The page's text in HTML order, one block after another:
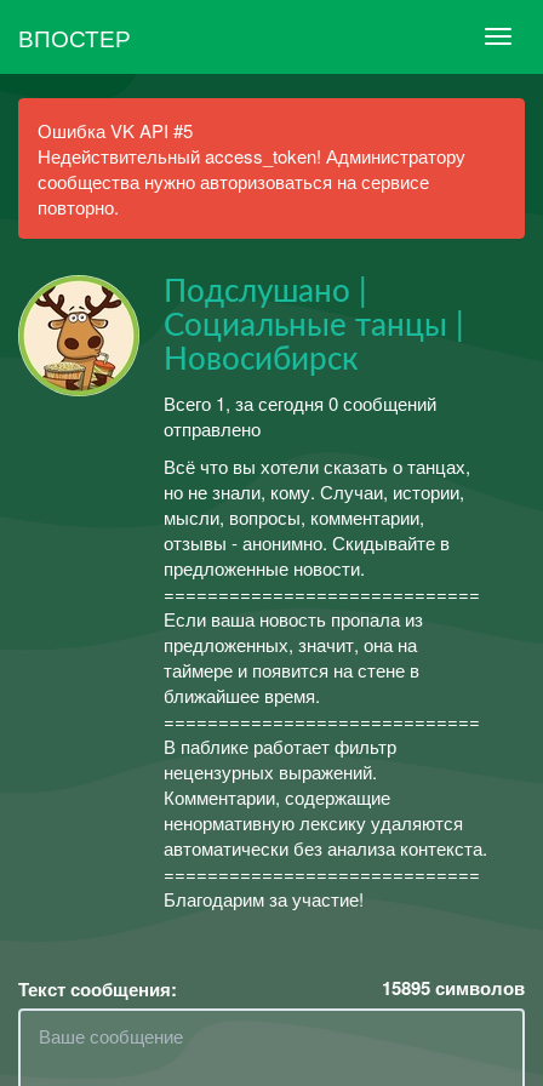
ВПОСТЕР
Ошибка VK API #5
Недействительный access_token! Администратору
сообщества нужно авторизоваться на сервисе
повторно.
Подслушано |
Социальные танцы |
Новосибирск
Всего 1, за сегодня 0 сообщений
отправлено
Всё что вы хотели сказать о танцах,
но не знали, кому. Случаи, истории,
мысли, вопросы, комментарии,
отзывы - анонимно. Скидывайте в
предложенные новости.
=============================
Если ваша новость пропала из
предложенных, значит, она на
таймере и появится на стене в
ближайшее время.
=============================
В паблике работает фильтр
нецензурных выражений.
Комментарии, содержащие
ненормативную лексику удаляются
автоматически без анализа контекста.
=============================
Благодарим за участие!
Текст сообщения: 15895символов